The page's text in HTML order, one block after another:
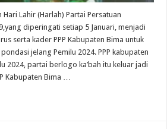
Lahir (Harlah) Partai Persatuan
diperingati setiap 5 Januari, menjadi
serta kader PPP Kabupaten Bima untuk
jelang Pemilu 2024. PPP kabupaten
2024, partai berlogo ka’bah itu keluar jadi
Kabupaten Bima …